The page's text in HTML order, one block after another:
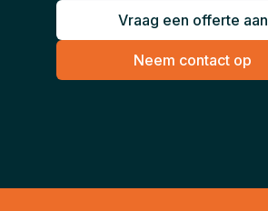
Vraag een offerte aan
Neem contact op